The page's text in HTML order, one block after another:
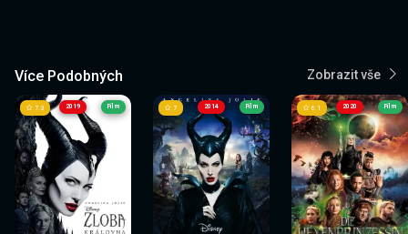
Více Podobných Zobrazit vše
2019
7.3 Film 2014
7 Film 2020
6.1 Film